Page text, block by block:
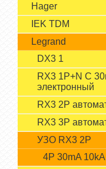
Hager
IEK TDM
Legrand
DX3 1
RX3 1P+N C
электронный
RX3 2P
RX3 3P
УЗО RX3 2P
4P 30mA